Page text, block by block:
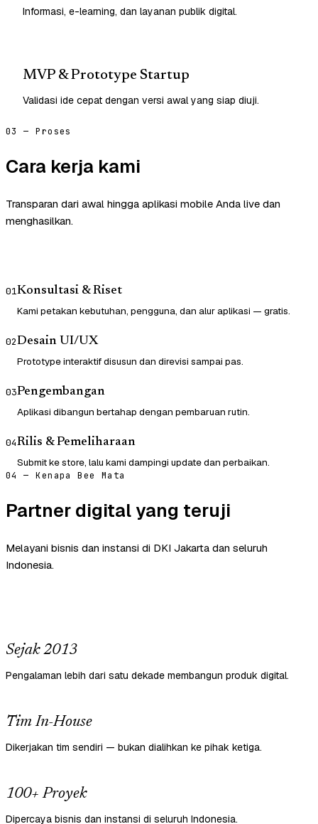
Informasi, e-learning, dan layanan publik digital.
MVP & Prototype Startup
Validasi ide cepat dengan versi awal yang siap diuji.
03 — Proses
Cara kerja kami
Transparan dari awal hingga aplikasi mobile Anda live dan
menghasilkan.
01Konsultasi & Riset
Kami petakan kebutuhan, pengguna, dan alur aplikasi — gratis.
02Desain UI/UX
Prototype interaktif disusun dan direvisi sampai pas.
03Pengembangan
Aplikasi dibangun bertahap dengan pembaruan rutin.
04Rilis & Pemeliharaan
Submit ke store, lalu kami dampingi update dan perbaikan.
04 — Kenapa Bee Mata
Partner digital yang teruji
Melayani bisnis dan instansi di DKI Jakarta dan seluruh
Indonesia.
Sejak 2013
Pengalaman lebih dari satu dekade membangun produk digital.
Tim In-House
Dikerjakan tim sendiri — bukan dialihkan ke pihak ketiga.
100+ Proyek
Dipercaya bisnis dan instansi di seluruh Indonesia.